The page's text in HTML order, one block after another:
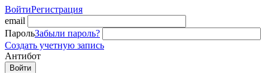
ВойтиРегистрация
email
ПарольЗабыли пароль?
Создать учетную запись
Антибот
Войти